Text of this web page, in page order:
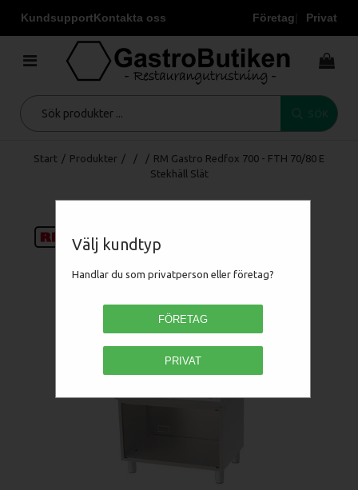
KundsupportKontakta oss Företag Privat
Välj kundtyp
Handlar du som privatperson eller företag?
FÖRETAG
PRIVAT
Start / Produkter / / / RM Gastro Redfox 700 - FTH 70/80 E
Stekhäll Slät